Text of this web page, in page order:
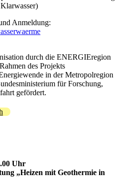
Anmeldung:
durch die ENERGIEregion
des Projekts
in der Metropolregion
für Forschung,
gefördert.
Uhr
„Heizen mit Geothermie in